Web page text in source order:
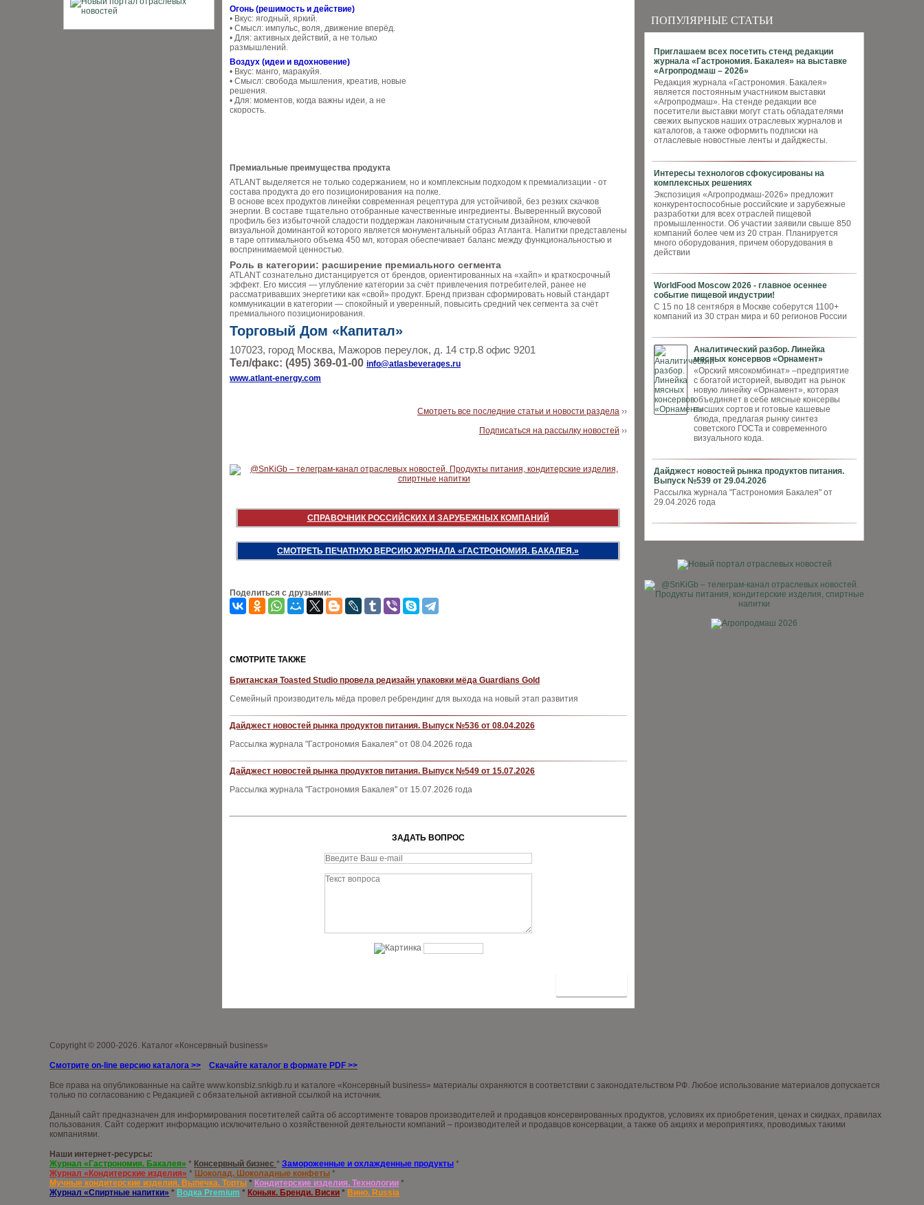
ПОПУЛЯРНЫЕ СТАТЬИ
Приглашаем всех посетить стенд редакции
журнала «Гастрономия. Бакалея» на выставке
«Агропродмаш – 2026»
Редакция журнала «Гастрономия. Бакалея»
является постоянным участником выставки
«Агропродмаш». На стенде редакции все
посетители выставки могут стать обладателями
свежих выпусков наших отраслевых журналов и
каталогов, а также оформить подписки на
отласлевые новостные ленты и дайджесты.
Интересы технологов сфокусированы на
комплексных решениях
Экспозиция «Агропродмаш-2026» предложит
конкурентоспособные российские и зарубежные
разработки для всех отраслей пищевой
промышленности. Об участии заявили свыше 850
компаний более чем из 20 стран. Планируется
много оборудования, причем оборудования в
действии
WorldFood Moscow 2026 - главное осеннее
событие пищевой индустрии!
С 15 по 18 сентября в Москве соберутся 1100+
компаний из 30 стран мира и 60 регионов России
Аналитический разбор. Линейка
мясных консервов «Орнамент»
«Орский мясокомбинат» –предприятие
с богатой историей, выводит на рынок
новую линейку «Орнамент», которая
объединяет в себе мясные консервы
высших сортов и готовые кашевые
блюда, предлагая рынку синтез
советского ГОСТа и современного
визуального кода.
Дайджест новостей рынка продуктов питания.
Выпуск №539 от 29.04.2026
Рассылка журнала "Гастрономия Бакалея" от
29.04.2026 года
Огонь (решимость и действие)
• Вкус: ягодный, яркий.
• Смысл: импульс, воля, движение вперёд.
• Для: активных действий, а не только
размышлений.
Воздух (идеи и вдохновение)
• Вкус: манго, маракуйя.
• Смысл: свобода мышления, креатив, новые
решения.
• Для: моментов, когда важны идеи, а не
скорость.
Премиальные преимущества продукта
ATLANT выделяется не только содержанием, но и комплексным подходом к премиализации - от
состава продукта до его позиционирования на полке.
В основе всех продуктов линейки современная рецептура для устойчивой, без резких скачков
энергии. В составе тщательно отобранные качественные ингредиенты. Выверенный вкусовой
профиль без избыточной сладости поддержан лаконичным статусным дизайном, ключевой
визуальной доминантой которого является монументальный образ Атланта. Напитки представлены
в таре оптимального объема 450 мл, которая обеспечивает баланс между функциональностью и
воспринимаемой ценностью.
Роль в категории: расширение премиального сегмента
ATLANT сознательно дистанцируется от брендов, ориентированных на «хайп» и краткосрочный
эффект. Его миссия — углубление категории за счёт привлечения потребителей, ранее не
рассматривавших энергетики как «свой» продукт. Бренд призван сформировать новый стандарт
коммуникации в категории — спокойный и уверенный, повысить средний чек сегмента за счёт
премиального позиционирования.
Торговый Дом «Капитал»
107023, город Москва, Мажоров переулок, д. 14 стр.8 офис 9201
Тел/факс: (495) 369-01-00 info@atlasbeverages.ru
www.atlant-energy.com
Смотреть все последние статьи и новости раздела ››
Подписаться на рассылку новостей ››
СПРАВОЧНИК РОССИЙСКИХ И ЗАРУБЕЖНЫХ КОМПАНИЙ
СМОТРЕТЬ ПЕЧАТНУЮ ВЕРСИЮ ЖУРНАЛА «ГАСТРОНОМИЯ. БАКАЛЕЯ.»
Поделиться с друзьями:
CМОТРИТЕ ТАКЖЕ
Британская Toasted Studio провела редизайн упаковки мёда Guardians Gold
Семейный производитель мёда провел ребрендинг для выхода на новый этап развития
Дайджест новостей рынка продуктов питания. Выпуск №536 от 08.04.2026
Рассылка журнала "Гастрономия Бакалея" от 08.04.2026 года
Дайджест новостей рынка продуктов питания. Выпуск №549 от 15.07.2026
Рассылка журнала "Гастрономия Бакалея" от 15.07.2026 года
ЗАДАТЬ ВОПРОС
Copyright © 2000-2026. Каталог «Консервный business»
Смотрите on-line версию каталога >> Скачайте каталог в формате PDF >>
Все права на опубликованные на сайте www.konsbiz.snkigb.ru и каталоге «Консервный business» материалы охраняются в соответствии с законодательством РФ. Любое использование материалов допускается
только по согласованию с Редакцией с обязательной активной ссылкой на источник.
Данный сайт предназначен для информирования посетителей сайта об ассортименте товаров производителей и продавцов консервированных продуктов, условиях их приобретения, ценах и скидках, правилах
пользования. Сайт содержит информацию исключительно о хозяйственной деятельности компаний – производителей и продавцов консервации, а также об акциях и мероприятиях, проводимых такими
компаниями.
Наши интернет-ресурсы:
Журнал «Гастрономия. Бакалея» * Консервный бизнес * Замороженные и охлажденные продукты *
Журнал «Кондитерские изделия» * Шоколад. Шоколадные конфеты *
Мучные кондитерские изделия. Выпечка. Торты * Кондитерские изделия. Технологии *
Журнал «Спиртные напитки» * Водка Premium * Коньяк. Бренди. Виски * Вино. Russia